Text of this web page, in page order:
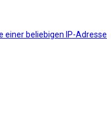
einer beliebigen IP-Adresse